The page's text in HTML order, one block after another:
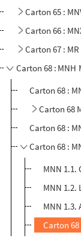
Carton 65 :
Carton 66 :
Carton 67 :
Carton 68 : MNH
Carton 68 :
Carton 68
Carton 68 :
Carton 68 :
MNN 1.1.
MNN 1.2.
MNN 1.3.
Carton